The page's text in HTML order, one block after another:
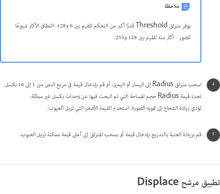
ملاحظة
يوفر منزلق Threshold قدرًا أكبر من التحكم للقيم بين 0 و128- النطاق الأكثر شيوعًا
للصور - أكثر منه للقيم بين 128 و255.
اسحب منزلق Radius إلى اليسار أو اليمين، أو قم بإدخال قيمة في مربع النص من 1 إلى 16 بكسل.
تحدد قيمة Radius حجم المساحة التي تم البحث فيها عن وحدات بكسل غير مماثلة.
تؤدي زيادة الشعاع إلى تمويه الصورة. استخدم القيمة الأصغر التي تزيل العيوب.
قم بزيادة العتبة بالتدريج بإدخال قيمة أو بسحب المنزلق إلى أعلى قيمة ممكنة تزيل العيوب.
تطبيق مرشح Displace